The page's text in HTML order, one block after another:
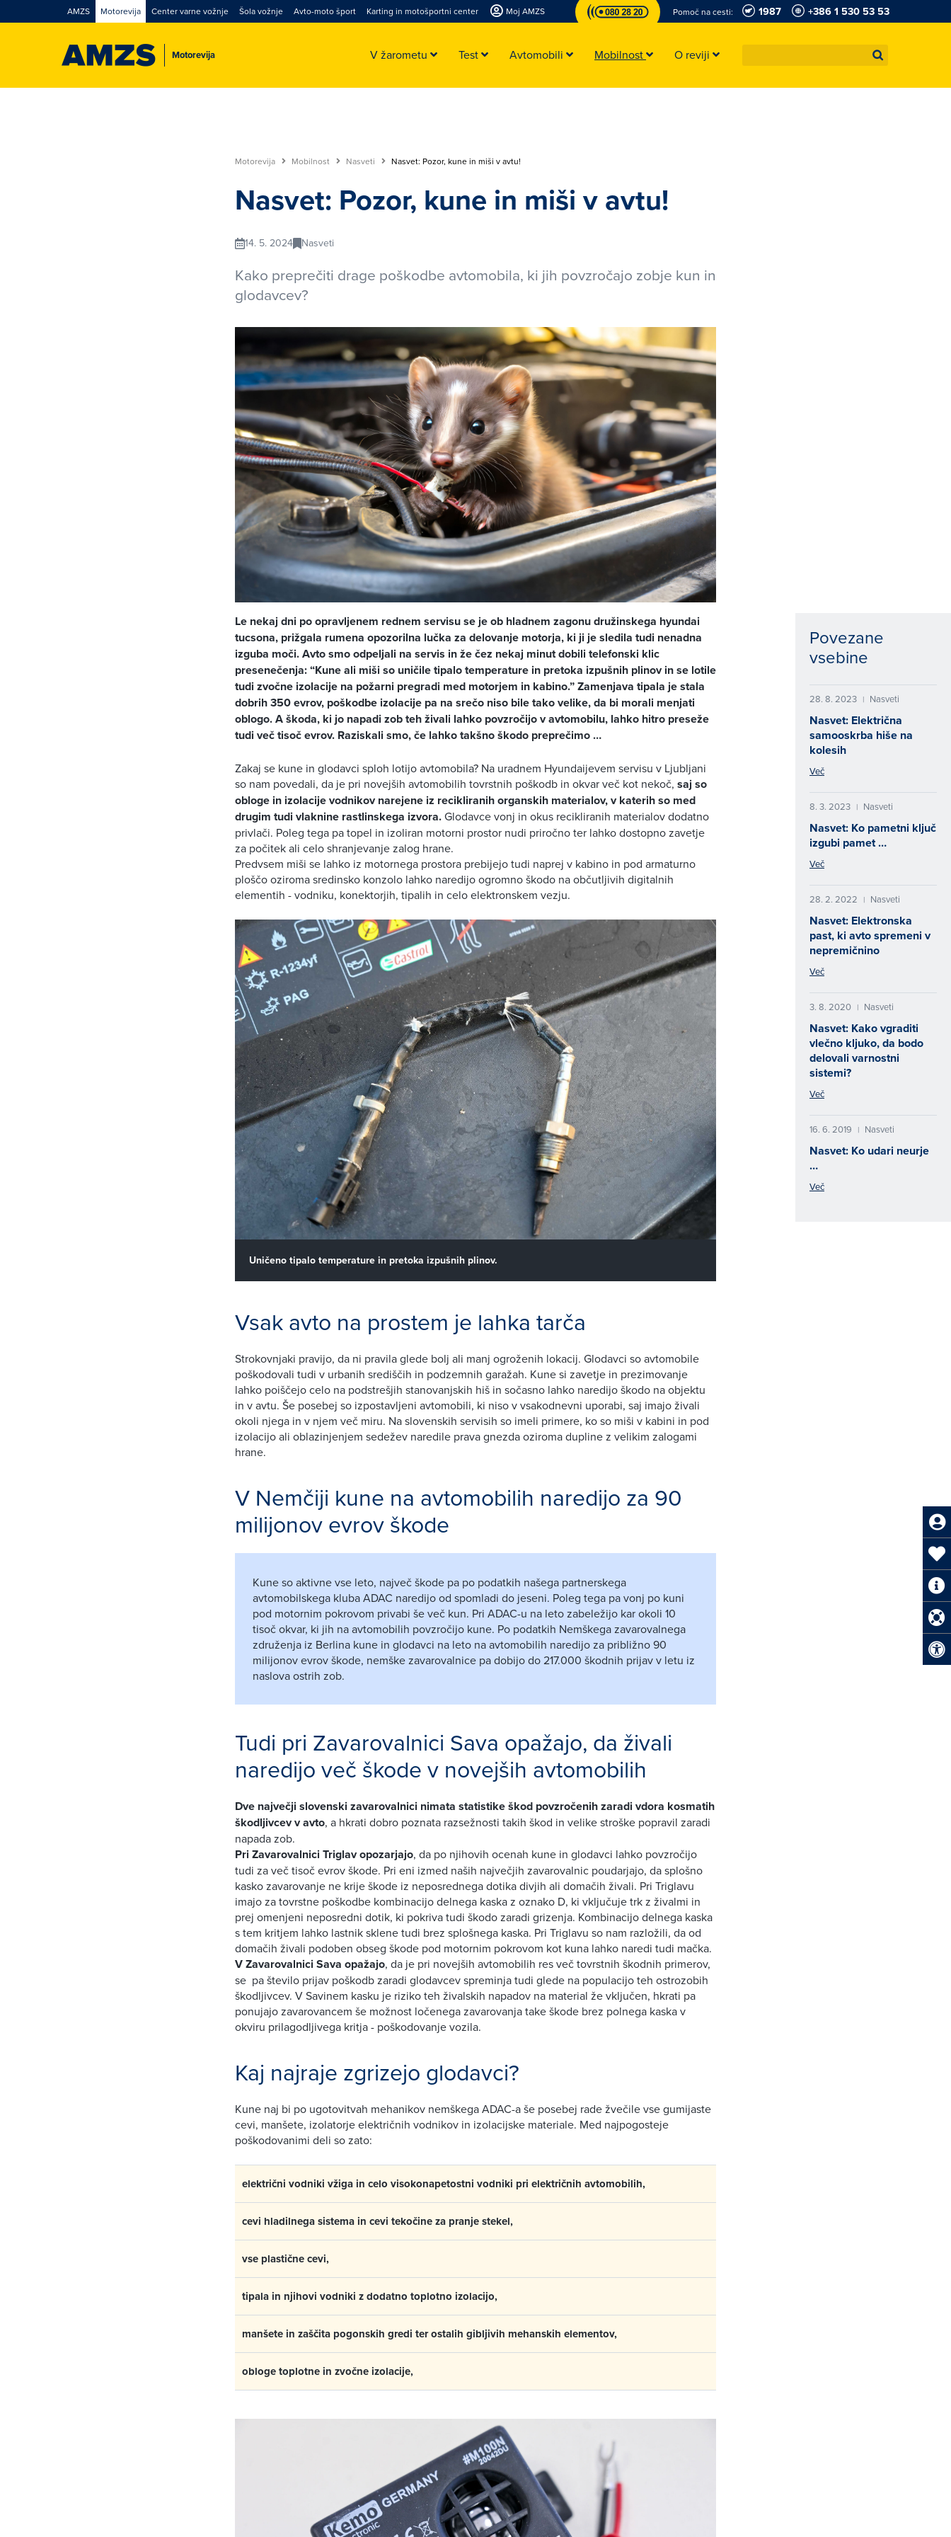
Motorevija
AMZS Motorevija Center varne vožnje Šola vožnje Avto-moto šport Karting in motošportni center Moj AMZS Pomoč na cesti: 1987 +386 1 530 53 53
V žarometu Test Avtomobili Mobilnost O reviji
Motorevija Mobilnost Nasveti Nasvet: Pozor, kune in miši v avtu!
Nasvet: Pozor, kune in miši v avtu!
14. 5. 2024 Nasveti
Kako preprečiti drage poškodbe avtomobila, ki jih povzročajo zobje kun in
glodavcev?
Le nekaj dni po opravljenem rednem servisu se je ob hladnem zagonu družinskega hyundai
tucsona, prižgala rumena opozorilna lučka za delovanje motorja, ki ji je sledila tudi nenadna
izguba moči. Avto smo odpeljali na servis in že čez nekaj minut dobili telefonski klic
presenečenja: “Kune ali miši so uničile tipalo temperature in pretoka izpušnih plinov in se lotile
tudi zvočne izolacije na požarni pregradi med motorjem in kabino.” Zamenjava tipala je stala
dobrih 350 evrov, poškodbe izolacije pa na srečo niso bile tako velike, da bi morali menjati
oblogo. A škoda, ki jo napadi zob teh živali lahko povzročijo v avtomobilu, lahko hitro preseže
tudi več tisoč evrov. Raziskali smo, če lahko takšno škodo preprečimo …
Zakaj se kune in glodavci sploh lotijo avtomobila? Na uradnem Hyundaijevem servisu v Ljubljani
so nam povedali, da je pri novejših avtomobilih tovrstnih poškodb in okvar več kot nekoč, saj so
obloge in izolacije vodnikov narejene iz recikliranih organskih materialov, v katerih so med
drugim tudi vlaknine rastlinskega izvora.Glodavce vonj in okus recikliranih materialov dodatno
privlači. Poleg tega pa topel in izoliran motorni prostor nudi priročno ter lahko dostopno zavetje
za počitek ali celo shranjevanje zalog hrane.
Predvsem miši se lahko iz motornega prostora prebijejo tudi naprej v kabino in pod armaturno
ploščo oziroma sredinsko konzolo lahko naredijo ogromno škodo na občutljivih digitalnih
elementih - vodniku, konektorjih, tipalih in celo elektronskem vezju.
Uničeno tipalo temperature in pretoka izpušnih plinov.
Vsak avto na prostem je lahka tarča
Strokovnjaki pravijo, da ni pravila glede bolj ali manj ogroženih lokacij. Glodavci so avtomobile
poškodovali tudi v urbanih središčih in podzemnih garažah. Kune si zavetje in prezimovanje
lahko poiščejo celo na podstrešjih stanovanjskih hiš in sočasno lahko naredijo škodo na objektu
in v avtu. Še posebej so izpostavljeni avtomobili, ki niso v vsakodnevni uporabi, saj imajo živali
okoli njega in v njem več miru. Na slovenskih servisih so imeli primere, ko so miši v kabini in pod
izolacijo ali oblazinjenjem sedežev naredile prava gnezda oziroma dupline z velikim zalogami
hrane.
V Nemčiji kune na avtomobilih naredijo za 90
milijonov evrov škode
Kune so aktivne vse leto, največ škode pa po podatkih našega partnerskega
avtomobilskega kluba ADAC naredijo od spomladi do jeseni. Poleg tega pa vonj po kuni
pod motornim pokrovom privabi še več kun. Pri ADAC-u na leto zabeležijo kar okoli 10
tisoč okvar, ki jih na avtomobilih povzročijo kune. Po podatkih Nemškega zavarovalnega
združenja iz Berlina kune in glodavci na leto na avtomobilih naredijo za približno 90
milijonov evrov škode, nemške zavarovalnice pa dobijo do 217.000 škodnih prijav v letu iz
naslova ostrih zob.
Tudi pri Zavarovalnici Sava opažajo, da živali
naredijo več škode v novejših avtomobilih
Dve največji slovenski zavarovalnici nimata statistike škod povzročenih zaradi vdora kosmatih
škodljivcev v avto, a hkrati dobro poznata razsežnosti takih škod in velike stroške popravil zaradi
napada zob.
Pri Zavarovalnici Triglav opozarjajo, da po njihovih ocenah kune in glodavci lahko povzročijo
tudi za več tisoč evrov škode. Pri eni izmed naših največjih zavarovalnic poudarjajo, da splošno
kasko zavarovanje ne krije škode iz neposrednega dotika divjih ali domačih živali. Pri Triglavu
imajo za tovrstne poškodbe kombinacijo delnega kaska z oznako D, ki vključuje trk z živalmi in
prej omenjeni neposredni dotik, ki pokriva tudi škodo zaradi grizenja. Kombinacijo delnega kaska
s tem kritjem lahko lastnik sklene tudi brez splošnega kaska. Pri Triglavu so nam razložili, da od
domačih živali podoben obseg škode pod motornim pokrovom kot kuna lahko naredi tudi mačka.
V Zavarovalnici Sava opažajo, da je pri novejših avtomobilih res več tovrstnih škodnih primerov,
se pa število prijav poškodb zaradi glodavcev spreminja tudi glede na populacijo teh ostrozobih
škodljivcev. V Savinem kasku je riziko teh živalskih napadov na material že vključen, hkrati pa
ponujajo zavarovancem še možnost ločenega zavarovanja take škode brez polnega kaska v
okviru prilagodljivega kritja - poškodovanje vozila.
Kaj najraje zgrizejo glodavci?
Kune naj bi po ugotovitvah mehanikov nemškega ADAC-a še posebej rade žvečile vse gumijaste
cevi, manšete, izolatorje električnih vodnikov in izolacijske materiale. Med najpogosteje
poškodovanimi deli so zato:
električni vodniki vžiga in celo visokonapetostni vodniki pri električnih avtomobilih,
cevi hladilnega sistema in cevi tekočine za pranje stekel,
vse plastične cevi,
tipala in njihovi vodniki z dodatno toplotno izolacijo,
manšete in zaščita pogonskih gredi ter ostalih gibljivih mehanskih elementov,
obloge toplotne in zvočne izolacije,
Povezane
vsebine
28. 8. 2023 | Nasveti
Nasvet: Električna
samooskrba hiše na
kolesih
Več
8. 3. 2023 | Nasveti
Nasvet: Ko pametni ključ
izgubi pamet …
Več
28. 2. 2022 | Nasveti
Nasvet: Elektronska
past, ki avto spremeni v
nepremičnino
Več
3. 8. 2020 | Nasveti
Nasvet: Kako vgraditi
vlečno kljuko, da bodo
delovali varnostni
sistemi?
Več
16. 6. 2019 | Nasveti
Nasvet: Ko udari neurje
…
Več